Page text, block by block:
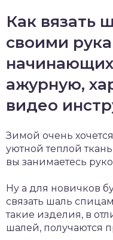
Как вязать
своими
ажурную,
видео
Зимой очень
уютной теплой
вы занимаетесь
Ну а для новичков
связать шаль
такие изделия, в
шалей, получаются